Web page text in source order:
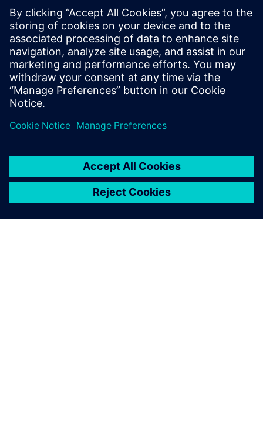
Cserélje ki a hibajelzőket percek alatt. A régi és az új
QR-kódok szkennelése frissíti a sorozatszámot a
Siemens felhőben, lehetővé téve a zökkenőmentes
folytonosságot a rendszer újrakonfigurálása nélkül.